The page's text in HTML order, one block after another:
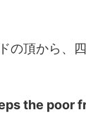
の頂から、
the poor